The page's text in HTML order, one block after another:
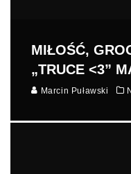
MIŁOŚĆ,
„TRUCE <3”
Marcin Puławski